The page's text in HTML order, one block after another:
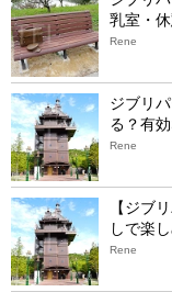
乳室・
Rene
ジブリ
る？有
Rene
【ジブ
しで楽
Rene